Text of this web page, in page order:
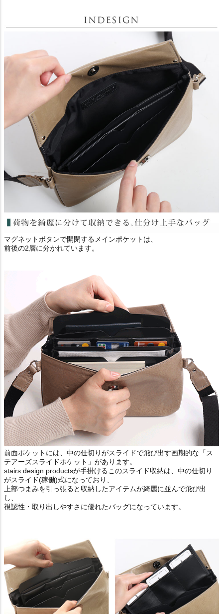
マグネットボタンで開閉するメインポケットは、
前後の2層に分かれています。
前面ポケットには、中の仕切りがスライドで飛び出す画期的な「ス
テアーズスライドポケット」があります。
stairs design productsが手掛けるこのスライド収納は、中の仕切り
がスライド(稼働)式になっており、
上部つまみを引っ張ると収納したアイテムが綺麗に並んで飛び出
し、
視認性・取り出しやすさに優れたバッグになっています。